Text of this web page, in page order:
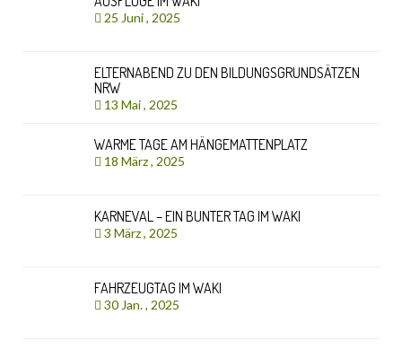
25 Juni , 2025
ELTERNABEND ZU DEN BILDUNGSGRUNDSÄTZEN
NRW
13 Mai , 2025
WARME TAGE AM HÄNGEMATTENPLATZ
18 März , 2025
KARNEVAL – EIN BUNTER TAG IM WAKI
3 März , 2025
FAHRZEUGTAG IM WAKI
30 Jan. , 2025